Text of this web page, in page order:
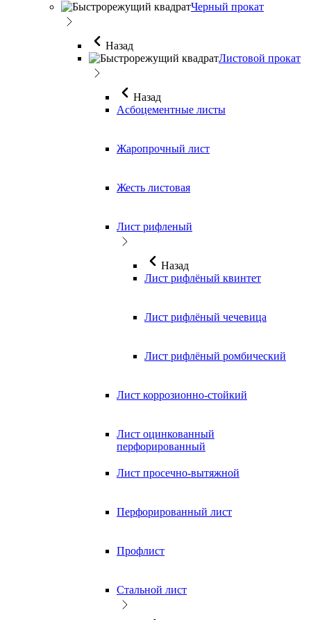
Черный прокат
Назад
Листовой прокат
Назад
Асбоцементные листы
Жаропрочный лист
Жесть листовая
Лист рифленый
Назад
Лист рифлёный квинтет
Лист рифлёный чечевица
Лист рифлёный ромбический
Лист коррозионно-стойкий
Лист оцинкованный
перфорированный
Лист просечно-вытяжной
Перфорированный лист
Профлист
Стальной лист